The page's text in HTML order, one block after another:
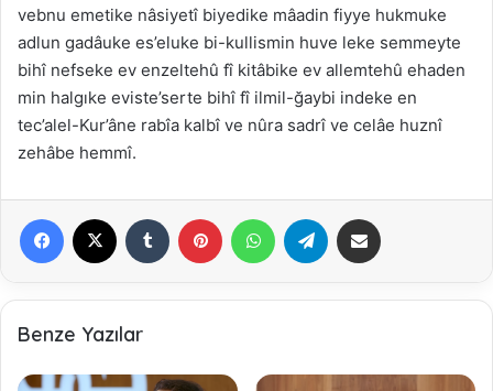
vebnu emetike nâsiyetî biyedike mâadin fiyye hukmuke
adlun gadâuke es’eluke bi-kullismin huve leke semmeyte
bihî nefseke ev enzeltehû fî kitâbike ev allemtehû ehaden
min halgıke eviste’serte bihî fî ilmil-ğaybi indeke en
tec’alel-Kur’âne rabîa kalbî ve nûra sadrî ve celâe huznî
zehâbe hemmî.
Benze Yazılar